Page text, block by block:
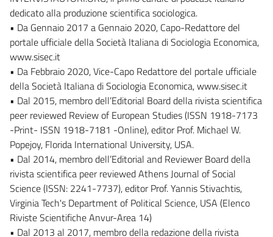
dedicato alla produzione scientifica sociologica.
• Da Gennaio 2017 a Gennaio 2020, Capo-Redattore del
portale ufficiale della Società Italiana di Sociologia Economica,
www.sisec.it
• Da Febbraio 2020, Vice-Capo Redattore del portale ufficiale
della Società Italiana di Sociologia Economica, www.sisec.it
• Dal 2015, membro dell’Editorial Board della rivista scientifica
peer reviewed Review of European Studies (ISSN 1918-7173
-Print- ISSN 1918-7181 -Online), editor Prof. Michael W.
Popejoy, Florida International University, USA.
• Dal 2014, membro dell’Editorial and Reviewer Board della
rivista scientifica peer reviewed Athens Journal of Social
Science (ISSN: 2241-7737), editor Prof. Yannis Stivachtis,
Virginia Tech's Department of Political Science, USA (Elenco
Riviste Scientifiche Anvur-Area 14)
• Dal 2013 al 2017, membro della redazione della rivista